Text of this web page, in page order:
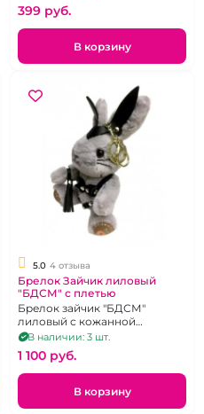
399 pуб.
В корзину
5.0 4 отзыва
Брелок Зайчик лиловый
"БДСМ" с плетью
Брелок зайчик "БДСМ"
лиловый с кожанной
плеткой, цвета в
ассортименте
В наличии: 3 шт.
1 100 pуб.
В корзину